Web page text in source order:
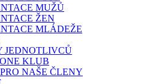
MUŽŮ
ŽEN
MLÁDEŽE
JEDNOTLIVCŮ
KLUB
NAŠE ČLENY